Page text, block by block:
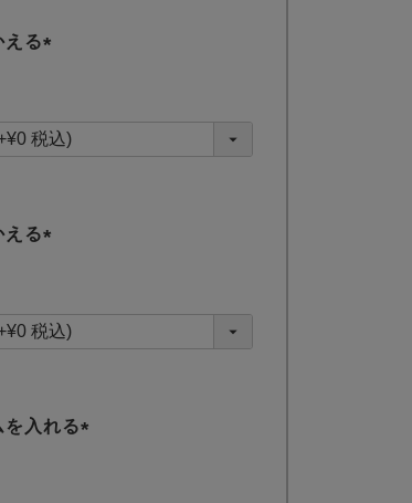
える
須
)
える
須
)
を入れる